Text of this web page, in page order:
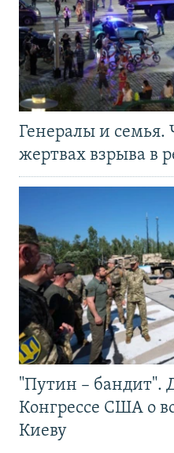
Генералы и семья.
жертвах взрыва в
"Путин – бандит".
Конгрессе США о
Киеву